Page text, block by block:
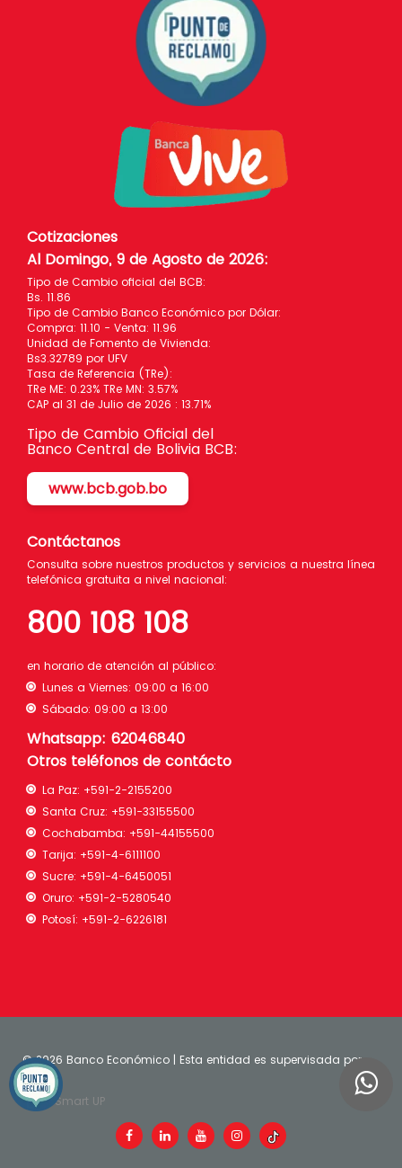
Cotizaciones
Al Domingo, 9 de Agosto de 2026:
Tipo de Cambio oficial del BCB:
Bs. 11.86
Tipo de Cambio Banco Económico por Dólar:
Compra: 11.10 - Venta: 11.96
Unidad de Fomento de Vivienda:
Bs3.32789 por UFV
Tasa de Referencia (TRe):
TRe ME: 0.23% TRe MN: 3.57%
CAP al 31 de Julio de 2026 : 13.71%
Tipo de Cambio Oficial del
Banco Central de Bolivia BCB:
www.bcb.gob.bo
Contáctanos
Consulta sobre nuestros productos y servicios a nuestra línea
telefónica gratuita a nivel nacional:
800 108 108
en horario de atención al público:
Lunes a Viernes: 09:00 a 16:00
Sábado: 09:00 a 13:00
Whatsapp: 62046840
Otros teléfonos de contácto
La Paz: +591-2-2155200
Santa Cruz: +591-33155500
Cochabamba: +591-44155500
Tarija: +591-4-6111100
Sucre: +591-4-6450051
Oruro: +591-2-5280540
Potosí: +591-2-6226181
©2026 Banco Económico | Esta entidad es supervisada por
ASFI| Smart UP